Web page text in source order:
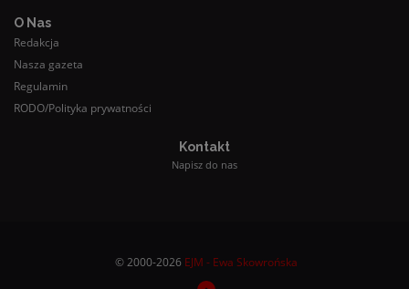
O Nas
Redakcja
Nasza gazeta
Regulamin
RODO/Polityka prywatności
Kontakt
Napisz do nas
© 2000-2026 EJM - Ewa Skowrońska